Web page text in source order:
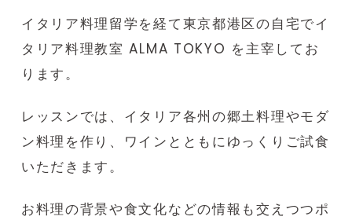
イタリア料理留学を経て東京都港区の自宅でイ
タリア料理教室 ALMA TOKYO を主宰してお
ります。
レッスンでは、イタリア各州の郷土料理やモダ
ン料理を作り、ワインとともにゆっくりご試食
いただきます。
お料理の背景や食文化などの情報も交えつつポ